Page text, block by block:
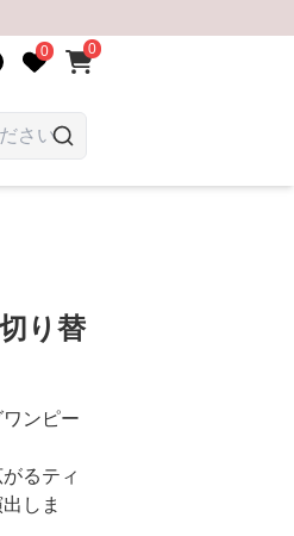
0 0
り替
ンピー
るティ
しま